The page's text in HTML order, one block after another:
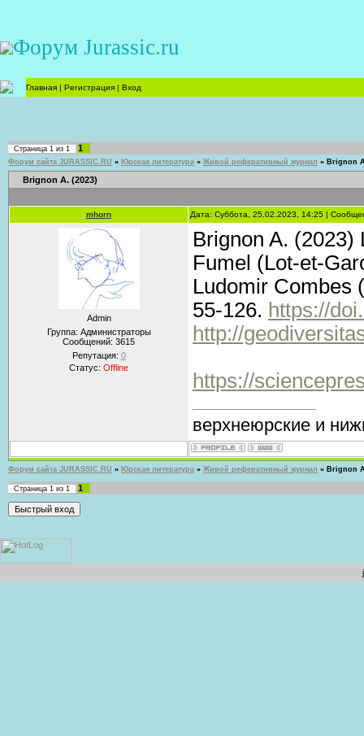
Форум Jurassic.ru
Главная | Регистрация | Вход
Страница 1 из 1 1
Форум сайта JURASSIC.RU » Юрская литература » Живой реферативный журнал » Brignon
Brignon A. (2023)
mhorn Дата: Суббота, 25.02.2023, 14:25 |
Admin
Группа: Администраторы
Сообщений: 3615
Репутация: 0
Статус: Offline
Brignon A.
Fumel (Lot-et-
Ludomir Combes
55-126. https://
http://
https://
верхнеюрские и
Форум сайта JURASSIC.RU » Юрская литература » Живой реферативный журнал » Brignon
Страница 1 из 1 1